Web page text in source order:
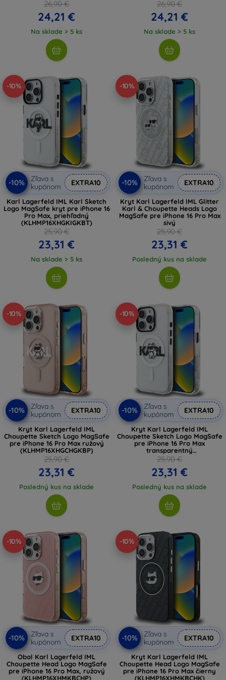
26,90 €
24,21 €
Na sklade > 5 ks
26,90 €
24,21 €
Na sklade > 5 ks
-10%
-10%
Zľava s
kupónom
EXTRA10
Karl Lagerfeld IML Karl Sketch
Logo MagSafe kryt pre iPhone 16
Pro Max, priehľadný
(KLHMP16XHGKIGKBT)
25,90 €
23,31 €
Na sklade > 5 ks
-10%
-10%
Zľava s
kupónom
EXTRA10
Kryt Karl Lagerfeld IML Glitter
Karl & Choupette Heads Logo
MagSafe pre iPhone 16 Pro Max
sivý
25,90 €
23,31 €
Posledný kus na sklade
-10%
-10%
Zľava s
kupónom
EXTRA10
Kryt Karl Lagerfeld IML
Choupette Sketch Logo MagSafe
pre iPhone 16 Pro Max ružový
(KLHMP16XHGCHGKBP)
25,90 €
23,31 €
Posledný kus na sklade
-10%
-10%
Zľava s
kupónom
EXTRA10
Kryt Karl Lagerfeld IML
Choupette Sketch Logo MagSafe
pre iPhone 16 Pro Max
transparentný
(KLHMP16XHGCHGKBT)
25,90 €
23,31 €
Posledný kus na sklade
-10%
-10%
Zľava s
kupónom
EXTRA10
Obal Karl Lagerfeld IML
Choupette Head Logo MagSafe
pre iPhone 16 Pro Max, ružový
(KLHMP16XHMKBCHP)
-10%
-10%
Zľava s
kupónom
EXTRA10
Kryt Karl Lagerfeld IML
Choupette Head Logo MagSafe
pre iPhone 16 Pro Max čierny
(KLHMP16XHMKBCHK)